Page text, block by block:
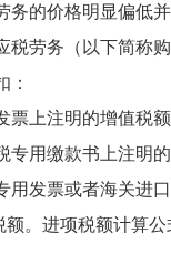
价格明显偏低并
务（以下简称购
上注明的增值税额
用缴款书上注明的
票或者海关进口
。进项税额计算公